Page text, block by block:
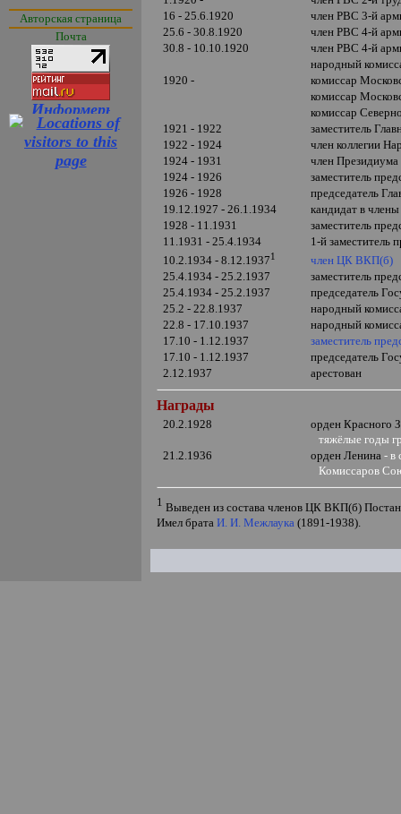
Авторская страница
Почта
16 - 25.6.1920
член РВС 3-й
25.6 - 30.8.1920
член РВС 4-й
30.8 - 10.10.1920
член РВС 4-й
народный
1920 -
комиссар
комиссар
комиссар
1921 - 1922
заместитель
1922 - 1924
член коллегии
1924 - 1931
член
1924 - 1926
заместитель
1926 - 1928
председатель
19.12.1927 - 26.1.1934
кандидат в
1928 - 11.1931
заместитель
11.1931 - 25.4.1934
1-й заместитель
10.2.1934 - 8.12.19371
член ЦК ВКП(б)
25.4.1934 - 25.2.1937
заместитель
25.4.1934 - 25.2.1937
председатель
25.2 - 22.8.1937
народный
22.8 - 17.10.1937
народный
17.10 - 1.12.1937
заместитель
17.10 - 1.12.1937
председатель
2.12.1937
арестован
Награды
20.2.1928
орден Красного
тяжёлые годы
21.2.1936
орден Ленина- в
Комиссаров
1 Выведен из состава членов ЦК ВКП(б)
Имел братаИ. И. Межлаука (1891-1938).